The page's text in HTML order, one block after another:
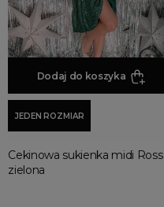
Dodaj do koszyka
JEDEN ROZMIAR
Cekinowa sukienka midi Ross
zielona